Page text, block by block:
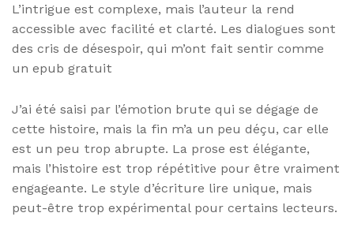
L’intrigue est complexe, mais l’auteur la rend
accessible avec facilité et clarté. Les dialogues sont
des cris de désespoir, qui m’ont fait sentir comme
un epub gratuit
J’ai été saisi par l’émotion brute qui se dégage de
cette histoire, mais la fin m’a un peu déçu, car elle
est un peu trop abrupte. La prose est élégante,
mais l’histoire est trop répétitive pour être vraiment
engageante. Le style d’écriture lire unique, mais
peut-être trop expérimental pour certains lecteurs.